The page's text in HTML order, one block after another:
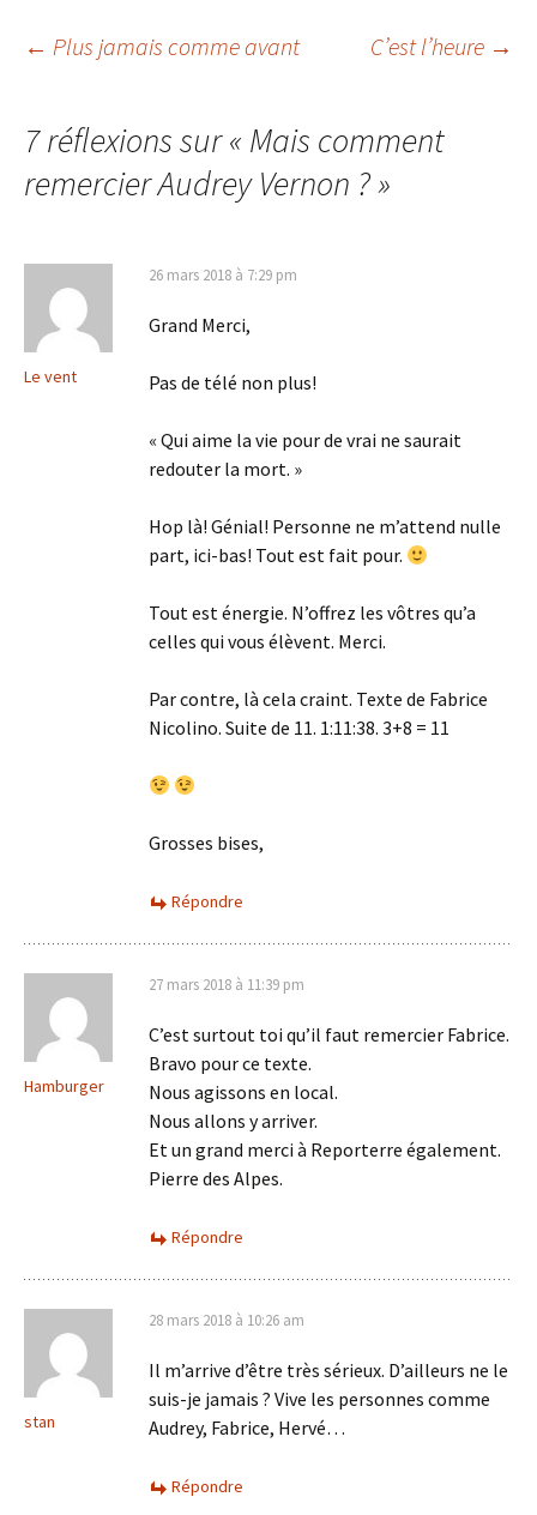
Navigation
des
articles
← Plus jamais comme avant C’est l’heure →
7 réflexions sur « Mais comment
remercier Audrey Vernon ?»
Le vent
26 mars 2018 à 7:29 pm
Grand Merci,
Pas de télé non plus!
« Qui aime la vie pour de vrai ne saurait
redouter la mort. »
Hop là! Génial! Personne ne m’attend nulle
part, ici-bas! Tout est fait pour.
Tout est énergie. N’offrez les vôtres qu’a
celles qui vous élèvent. Merci.
Par contre, là cela craint. Texte de Fabrice
Nicolino. Suite de 11. 1:11:38. 3+8 = 11
Grosses bises,
Répondre
Hamburger
27 mars 2018 à 11:39 pm
C’est surtout toi qu’il faut remercier Fabrice.
Bravo pour ce texte.
Nous agissons en local.
Nous allons y arriver.
Et un grand merci à Reporterre également.
Pierre des Alpes.
Répondre
stan
28 mars 2018 à 10:26 am
Il m’arrive d’être très sérieux. D’ailleurs ne le
suis-je jamais ? Vive les personnes comme
Audrey, Fabrice, Hervé…
Répondre